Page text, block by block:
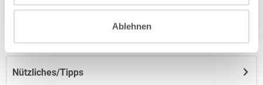
Ablehnen
Nützliches/Tipps